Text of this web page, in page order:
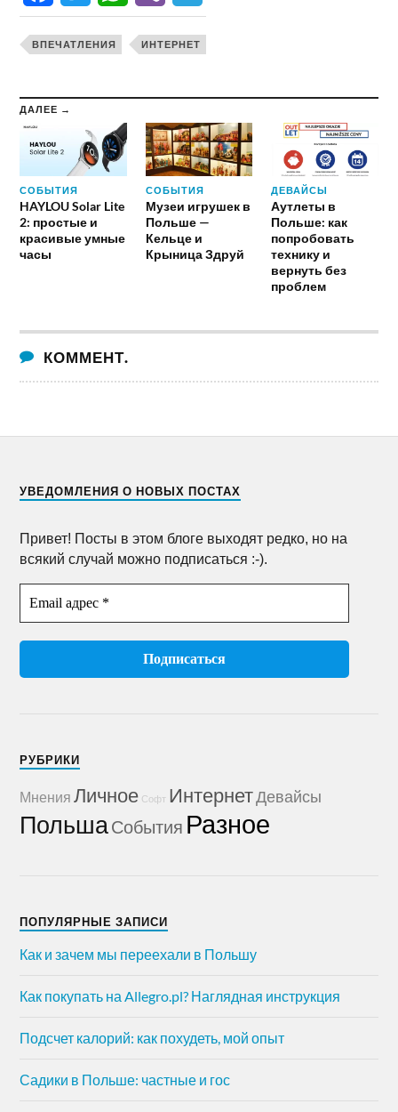
ВПЕЧАТЛЕНИЯ ИНТЕРНЕТ
ДАЛЕЕ →
СОБЫТИЯ
HAYLOU Solar Lite
2: простые и
красивые умные
часы
СОБЫТИЯ
Музеи игрушек в
Польше —
Кельце и
Крыница Здруй
ДЕВАЙСЫ
Аутлеты в
Польше: как
попробовать
технику и
вернуть без
проблем
КОММЕНТ.
УВЕДОМЛЕНИЯ О НОВЫХ ПОСТАХ
Привет! Посты в этом блоге выходят редко, но на
всякий случай можно подписаться :-).
РУБРИКИ
Мнения Личное Софт ИнтернетДевайсы
ПольшаСобытия Разное
ПОПУЛЯРНЫЕ ЗАПИСИ
Как и зачем мы переехали в Польшу
Как покупать на Allegro.pl? Наглядная инструкция
Подсчет калорий: как похудеть, мой опыт
Садики в Польше: частные и гос